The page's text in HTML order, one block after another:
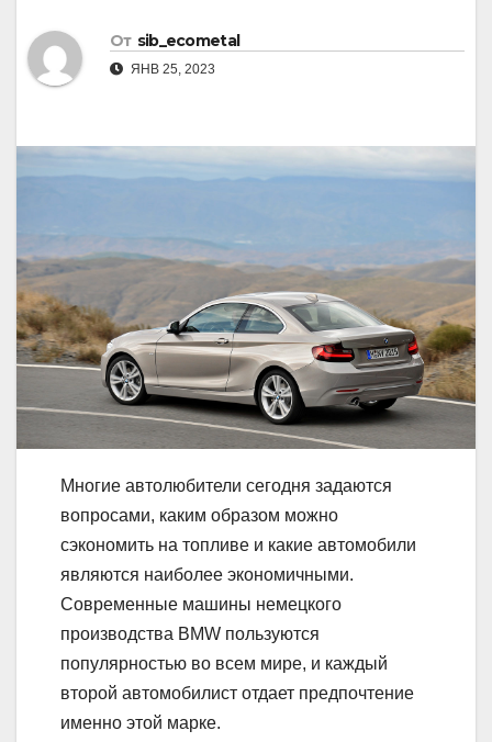
От sib_ecometal
ЯНВ 25, 2023
Многие автолюбители сегодня задаются
вопросами, каким образом можно
сэкономить на топливе и какие автомобили
являются наиболее экономичными.
Современные машины немецкого
производства BMW пользуются
популярностью во всем мире, и каждый
второй автомобилист отдает предпочтение
именно этой марке.